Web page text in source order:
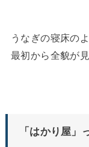
うなぎの寝床の
最初から全貌が
「はかり屋」